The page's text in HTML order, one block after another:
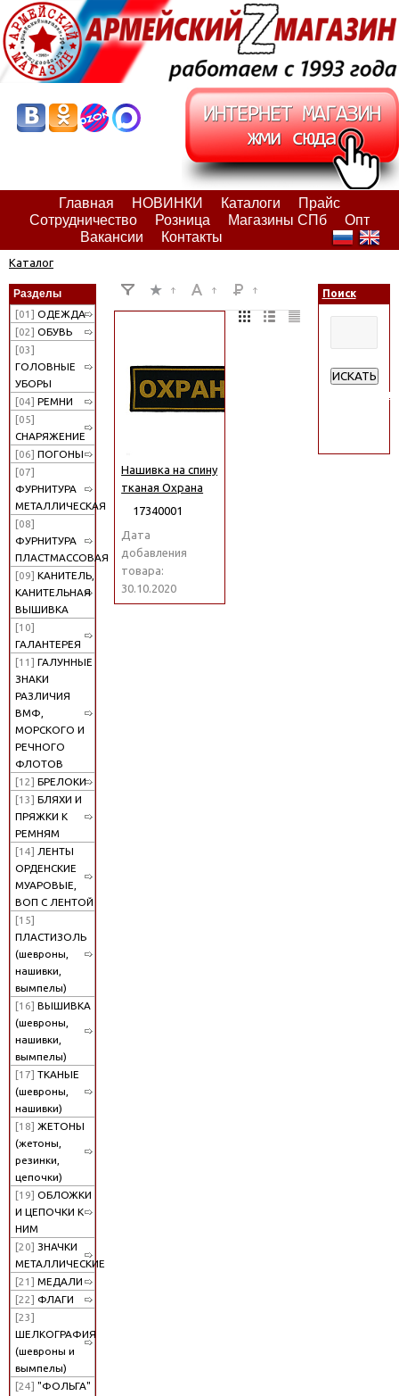
Главная НОВИНКИ Каталоги
Прайс
Сотрудничество
Розница Магазины СПб
Опт
Вакансии
Контакты
Каталог
Разделы
[01] ОДЕЖДА
[02] ОБУВЬ
[03]
ГОЛОВНЫЕ
УБОРЫ
[04] РЕМНИ
[05]
СНАРЯЖЕНИЕ
[06] ПОГОНЫ
[07]
ФУРНИТУРА
МЕТАЛЛИЧЕСКАЯ
[08]
ФУРНИТУРА
ПЛАСТМАССОВАЯ
[09] КАНИТЕЛЬ,
КАНИТЕЛЬНАЯ
ВЫШИВКА
[10]
ГАЛАНТЕРЕЯ
[11] ГАЛУННЫЕ
ЗНАКИ
РАЗЛИЧИЯ
ВМФ,
МОРСКОГО И
РЕЧНОГО
ФЛОТОВ
[12] БРЕЛОКИ
[13] БЛЯХИ И
ПРЯЖКИ К
РЕМНЯМ
[14] ЛЕНТЫ
ОРДЕНСКИЕ
МУАРОВЫЕ,
ВОП С ЛЕНТОЙ
[15]
ПЛАСТИЗОЛЬ
(шевроны,
нашивки,
вымпелы)
[16] ВЫШИВКА
(шевроны,
нашивки,
вымпелы)
[17] ТКАНЫЕ
(шевроны,
нашивки)
[18] ЖЕТОНЫ
(жетоны,
резинки,
цепочки)
[19] ОБЛОЖКИ
И ЦЕПОЧКИ К
НИМ
[20] ЗНАЧКИ
МЕТАЛЛИЧЕСКИЕ
[21] МЕДАЛИ
[22] ФЛАГИ
[23]
ШЕЛКОГРАФИЯ
(шевроны и
вымпелы)
[24] "ФОЛЬГА"
Нашивка на спину
тканая Охрана
17340001
Дата
добавления
товара:
30.10.2020
Поиск
ИСКАТЬ